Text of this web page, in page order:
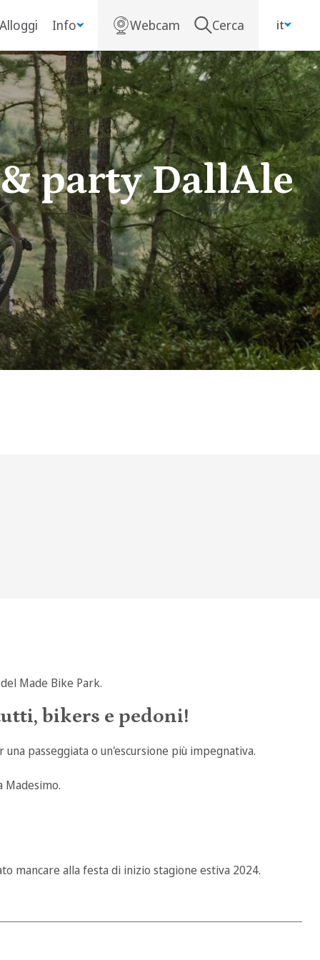
Alloggi Info Webcam Cerca it
party DallAle
Made Bike Park.
bikers e pedoni!
passeggiata o un'escursione più impegnativa.
mancare alla festa di inizio stagione estiva 2024.